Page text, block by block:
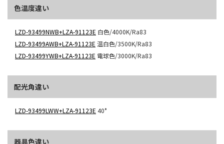
色温度違い
LZD-93499NWB+LZA-91123E 白色/4000K/Ra83
LZD-93499AWB+LZA-91123E 温白色/3500K/Ra83
LZD-93499YWB+LZA-91123E 電球色/3000K/Ra83
配光角違い
LZD-93499LWW+LZA-91123E 40°
器具色違い